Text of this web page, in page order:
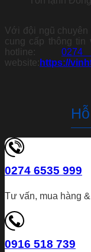
Với đội ngũ chuyên
cung cấp thông tin
hotline:
website: https://
0274 6535 999
Tư vấn, mua hàng
0916 518 739